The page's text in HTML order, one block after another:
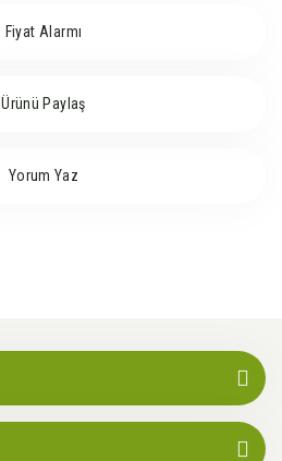
Fiyat Alarmı
Ürünü Paylaş
Yorum Yaz